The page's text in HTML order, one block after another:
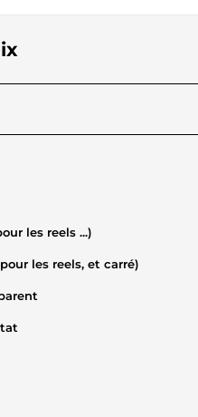
les reels ...)
les reels, et carré)